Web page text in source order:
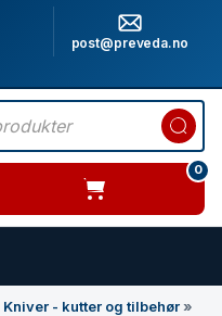
post@preveda.no
0
varer i handlevogn
Kniver - kutter og tilbehør»